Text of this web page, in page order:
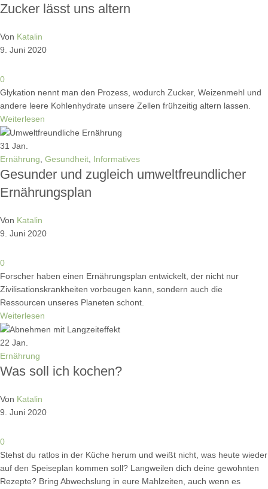
Zucker lässt uns altern
Von Katalin
9. Juni 2020
0
Glykation nennt man den Prozess, wodurch Zucker, Weizenmehl und
andere leere Kohlenhydrate unsere Zellen frühzeitig altern lassen.
Weiterlesen
31 Jan.
Ernährung Gesundheit Informatives
Gesunder und zugleich umweltfreundlicher
Ernährungsplan
Von Katalin
9. Juni 2020
0
Forscher haben einen Ernährungsplan entwickelt, der nicht nur
Zivilisationskrankheiten vorbeugen kann, sondern auch die
Ressourcen unseres Planeten schont.
Weiterlesen
22 Jan.
Ernährung
Was soll ich kochen?
Von Katalin
9. Juni 2020
0
Stehst du ratlos in der Küche herum und weißt nicht, was heute wieder
auf den Speiseplan kommen soll? Langweilen dich deine gewohnten
Rezepte? Bring Abwechslung in eure Mahlzeiten, auch wenn es